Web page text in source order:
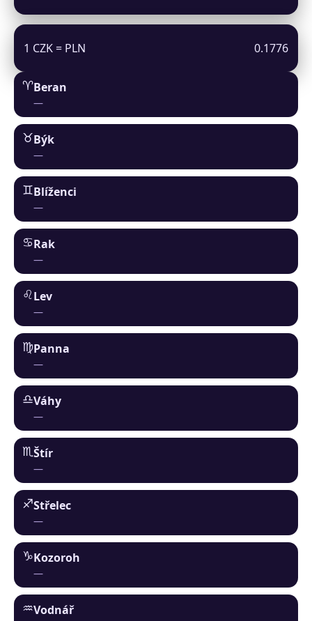
1 CZK = PLN 0.1776
♈︎Beran
—
♉︎Býk
—
♊︎Blíženci
—
♋︎Rak
—
♌︎Lev
—
♍︎Panna
—
♎︎Váhy
—
♏︎Štír
—
♐︎Střelec
—
♑︎Kozoroh
—
♒︎Vodnář